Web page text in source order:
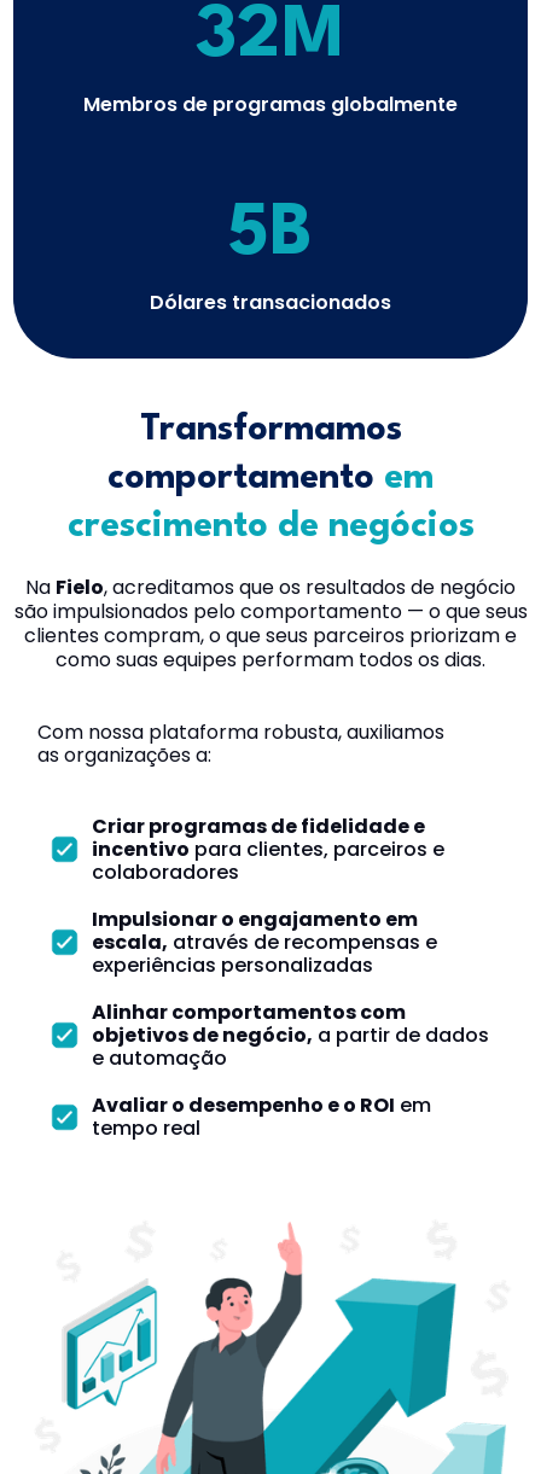
32M
Membros de programas globalmente
5B
Dólares transacionados
Transformamos
comportamento em
crescimento de negócios
Na Fielo, acreditamos que os resultados de negócio
são impulsionados pelo comportamento — o que seus
clientes compram, o que seus parceiros priorizam e
como suas equipes performam todos os dias.
Com nossa plataforma robusta, auxiliamos
as organizações a:
Criar programas de fidelidade e
incentivo para clientes, parceiros e
colaboradores
Impulsionar o engajamento em
escala, através de recompensas e
experiências personalizadas
Alinhar comportamentos com
objetivos de negócio, a partir de dados
e automação
Avaliar o desempenho e o ROI em
tempo real